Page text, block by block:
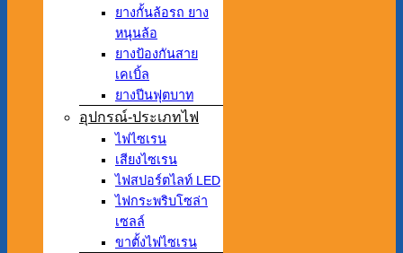
ยางกั้นล้อรถ ยาง
หนุนล้อ
ยางป้องกันสาย
เคเบิ้ล
ยางปีนฟุตบาท
อุปกรณ์-ประเภทไฟ
ไฟไซเรน
เสียงไซเรน
ไฟสปอร์ตไลท์ LED
ไฟกระพริบโซล่า
เซลล์
ขาตั้งไฟไซเรน